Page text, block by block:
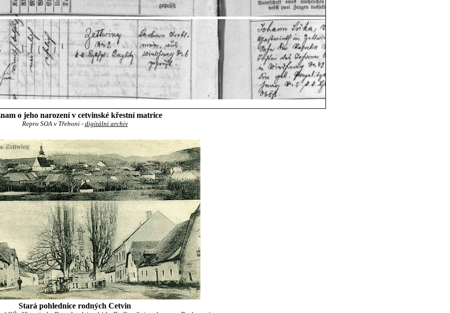
o jeho narození v cetvinské křestní matrice
Repro SOA v Třeboni - digitální archiv
Stará pohlednice rodných Cetvin